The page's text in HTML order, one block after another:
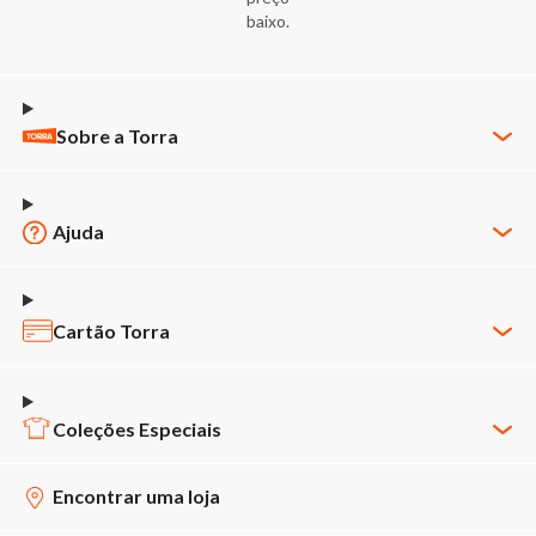
baixo.
Sobre a Torra
Nossas Lojas
Política de Privacidade
Novos Fornecedores
Agendamento de Fornecedores
Relatório de Transparência
Ajuda
Meus Pedidos
Política de Entrega
Trocas e Devoluções
Cartão Torra
2ª via de fatura
Benefícios:
Coleções Especiais
Encontrar uma loja